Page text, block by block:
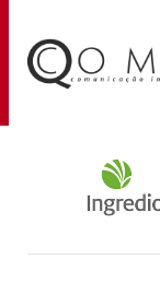
QCOMM DIGITAL
SOLUÇÕES